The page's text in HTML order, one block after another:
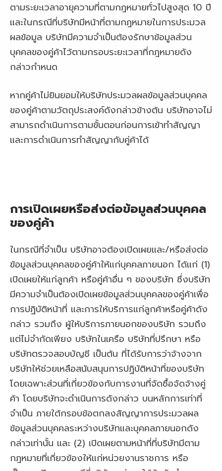
ตามระยะเวลาอายุความที่ตามกฎหมายทั่วไปสูงสุด 10 ปี
และในกรณีที่บริษัทมีหน้าที่ตามกฎหมายในการประมวล
ผลข้อมูล บริษัทมีความจำเป็นต้องรักษาข้อมูลส่วน
บุคคลของคู่ค้าไว้ตามกรอบระยะเวลาที่กฎหมายดัง
กล่าวกำหนด
หากคู่ค้าไม่ยินยอมให้บริษัทประมวลผลข้อมูลส่วนบุคคล
ของคู่ค้าตามวัตถุประสงค์ดังกล่าวข้างต้น บริษัทอาจไม่
สามารถดำเนินการตามขั้นตอนก่อนการเข้าทำสัญญา
และการดำเนินการทำสัญญากับคู่ค้าได้
การเปิดเผยหรือส่งต่อข้อมูลส่วนบุคคล
ของคู่ค้า
ในกรณีที่จำเป็น บริษัทอาจต้องเปิดเผยและ/หรือส่งต่อ
ข้อมูลส่วนบุคคลของคู่ค้าให้แก่บุคคลภายนอก ได้แก่ (1)
เปิดเผยให้แก่ลูกค้า หรือคู่ค้าอื่น ๆ ของบริษัท ซึ่งบริษัท
มีความจำเป็นต้องเปิดเผยข้อมูลส่วนบุคคลของคู่ค้าเพื่อ
การปฏิบัติหน้าที่ และการให้บริการแก่ลูกค้าหรือคู่ค้าดัง
กล่าว รวมถึง ผู้ให้บริการภายนอกของบริษัท รวมถึง
แต่ไม่จำกัดเพียง บริษัทในเครือ บริษัทที่ปรึกษา หรือ
บริษัทตรวจสอบบัญชี เป็นต้น ที่ได้รับการว่าจ้างจาก
บริษัทให้ช่วยเหลือสนับสนุนการปฏิบัติหน้าที่ของบริษัท
โดยเฉพาะส่วนที่เกี่ยวข้องกับการงานที่จัดซื้อจัดจ้างคู่
ค้า โดยบริษัทจะดำเนินการดังกล่าว บนหลักการเท่าที่
จำเป็น ภายใต้กรอบข้อตกลงสัญญาการประมวลผล
ข้อมูลส่วนบุคคลระหว่างบริษัทและบุคคลภายนอกดัง
กล่าวเท่านั้น และ (2) เปิดเผยตามหน้าที่ที่บริษัทมีตาม
กฎหมายที่เกี่ยวข้องให้แก่หน่วยงานราชการ หรือ